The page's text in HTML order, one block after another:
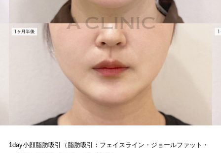
1day小顔脂肪吸引（脂肪吸引：フェイスライン・ジョールファット・